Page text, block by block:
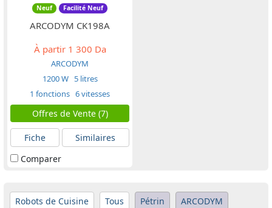
Neuf Facilité Neuf
ARCODYM CK198A
À partir1 300 Da
ARCODYM
1200 W 5 litres
1 fonctions 6 vitesses
Offres de Vente (7)
Fiche
Similaires
Comparer
Robots de Cuisine Tous Pétrin ARCODYM